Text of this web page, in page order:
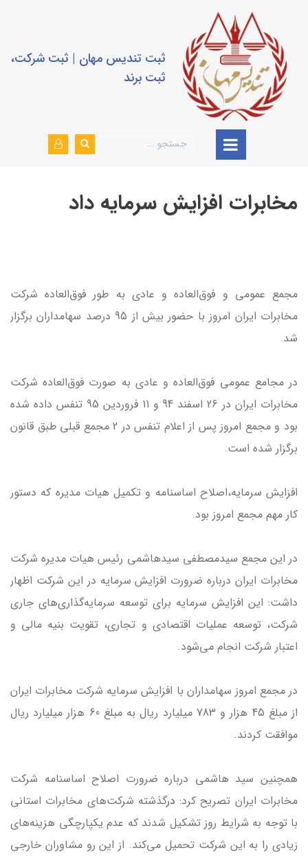
ثبت تندیس مهان | ثبت شرکت،
ثبت برند
مخابرات افزایش سرمایه داد
مجمع عمومی و فوق‌العاده و عادی به طور فوق‌العاده شرکت
مخابرات ایران امروز با حضور بیش از 95 درصد سهامداران برگزار
شد.
در مجامع عمومی فوق‌العاده و عادی به صورت فوق‌العاده شرکت
مخابرات ایران در 26 اسفند 94 و 11 فروردین 95 تنفس داده شده
بود و مجمع امروز پس از اعلام تنفس در 2 مجمع قبلی طبق قانون
برگزار شده است.
افزایش سرمایه‌،‌اصلاح اساسنامه و تکمیل هیات مدیره که دستور
کار مهم مجمع امروز بود.
در این مجمع سیدمصطفی سیدهاشمی رئیس هیات مدیره شرکت
مخابرات ایران درباره ضرورت افزایش سرمایه در این شرکت اظهار
داشت: این افزایش سرمایه برای توسعه سرمایه‌گذاری‌های جاری
شرکت، توسعه عملیات اقتصادی و تجاری، تقویت بنیه مالی و
اعتبار شرکت انجام می‌شود.
در مجمع امروز سهامداران با افزایش سرمایه شرکت مخابرات ایران
از مبلغ 45 هزار و 783 میلیارد ریال به مبلغ 60 هزار میلیارد ریال
موافقت کردند.
همچنین سید هاشمی درباره ضرورت اصلاح اساسنامه شرکت
مخابرات ایران تصریح کرد: درگذشته شرکت‌های مخابرات استانی
با توجه به شرایط روز تشکیل شدند که عدم یکپارچگی هزینه‌های
زیادی را به این شرکت تحمیل می‌کند. از این رو مشاوران خارجی